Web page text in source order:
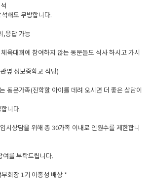
해도 무방합니다.
,응답 가능
육대회에 참여하지 않는 동문들도 식사 하시고 가시
옆 성보중학교 식당)
동문가족(진학할 아이를 데려 오시면 더 좋은 상담이
니다.
시상담을 위해 총 30가족 이내로 인원수를 제한합니
여를 부탁드립니다.
회장 1기 이종성 배상 *